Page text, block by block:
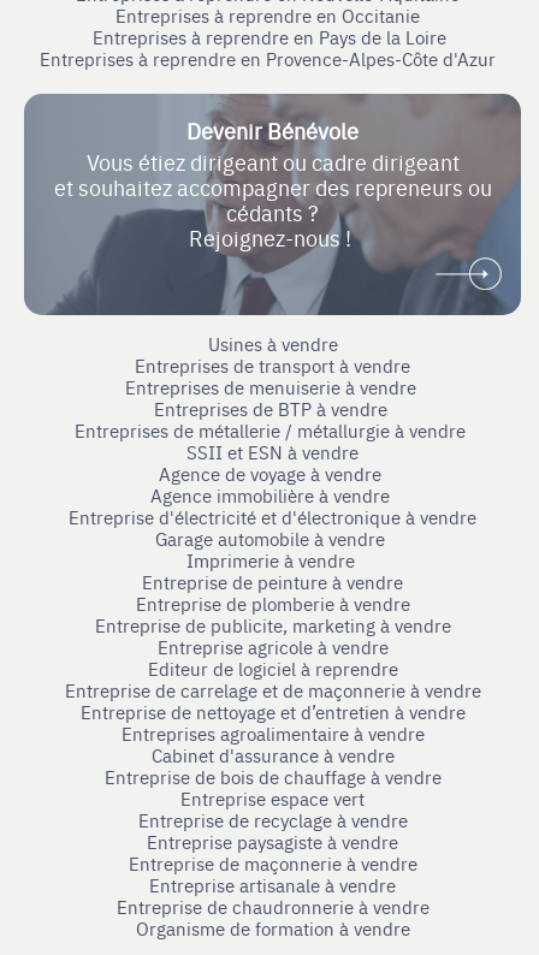
Entreprises à reprendre en Occitanie
Entreprises à reprendre en Pays de la Loire
Entreprises à reprendre en Provence-Alpes-Côte d'Azur
Devenir Bénévole
Vous étiez dirigeant ou cadre dirigeant
et souhaitez accompagner des repreneurs ou
cédants ?
Rejoignez-nous !
Usines à vendre
Entreprises de transport à vendre
Entreprises de menuiserie à vendre
Entreprises de BTP à vendre
Entreprises de métallerie / métallurgie à vendre
SSII et ESN à vendre
Agence de voyage à vendre
Agence immobilière à vendre
Entreprise d'électricité et d'électronique à vendre
Garage automobile à vendre
Imprimerie à vendre
Entreprise de peinture à vendre
Entreprise de plomberie à vendre
Entreprise de publicite, marketing à vendre
Entreprise agricole à vendre
Editeur de logiciel à reprendre
Entreprise de carrelage et de maçonnerie à vendre
Entreprise de nettoyage et d’entretien à vendre
Entreprises agroalimentaire à vendre
Cabinet d'assurance à vendre
Entreprise de bois de chauffage à vendre
Entreprise espace vert
Entreprise de recyclage à vendre
Entreprise paysagiste à vendre
Entreprise de maçonnerie à vendre
Entreprise artisanale à vendre
Entreprise de chaudronnerie à vendre
Organisme de formation à vendre